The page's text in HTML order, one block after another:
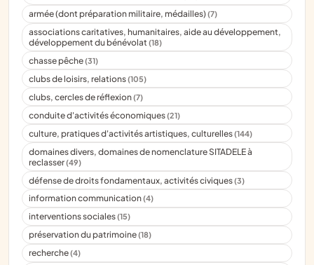
armée (dont préparation militaire, médailles)(7)
associations caritatives, humanitaires, aide au développement,
développement du bénévolat(18)
chasse pêche(31)
clubs de loisirs, relations(105)
clubs, cercles de réflexion(7)
conduite d'activités économiques(21)
culture, pratiques d'activités artistiques, culturelles(144)
domaines divers, domaines de nomenclature SITADELE à
reclasser(49)
défense de droits fondamentaux, activités civiques(3)
information communication(4)
interventions sociales(15)
préservation du patrimoine(18)
recherche(4)